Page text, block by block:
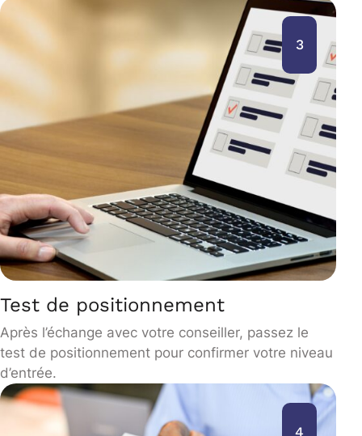
3
Test de positionnement
Après l’échange avec votre conseiller, passez le
test de positionnement pour confirmer votre niveau
d’entrée.
4